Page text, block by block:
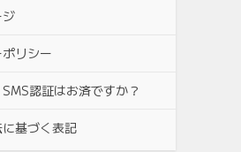
リシー
認証はお済ですか？
基づく表記